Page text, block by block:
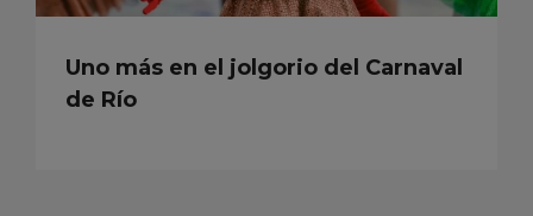
Uno más en el jolgorio del Carnaval
de Río